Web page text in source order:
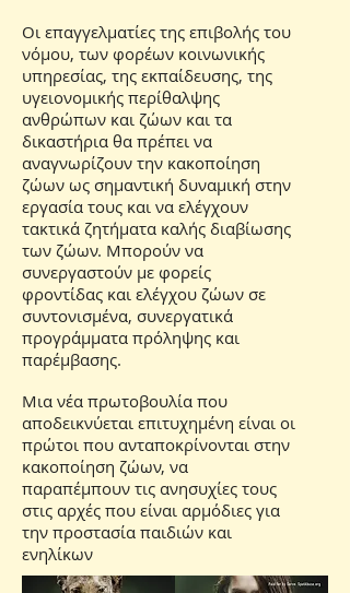
Οι επαγγελματίες της επιβολής του
νόμου, των φορέων κοινωνικής
υπηρεσίας, της εκπαίδευσης, της
υγειονομικής περίθαλψης
ανθρώπων και ζώων και τα
δικαστήρια θα πρέπει να
αναγνωρίζουν την κακοποίηση
ζώων ως σημαντική δυναμική στην
εργασία τους και να ελέγχουν
τακτικά ζητήματα καλής διαβίωσης
των ζώων. Μπορούν να
συνεργαστούν με φορείς
φροντίδας και ελέγχου ζώων σε
συντονισμένα, συνεργατικά
προγράμματα πρόληψης και
παρέμβασης.
Μια νέα πρωτοβουλία που
αποδεικνύεται επιτυχημένη είναι οι
πρώτοι που ανταποκρίνονται στην
κακοποίηση ζώων, να
παραπέμπουν τις ανησυχίες τους
στις αρχές που είναι αρμόδιες για
την προστασία παιδιών και
ενηλίκων